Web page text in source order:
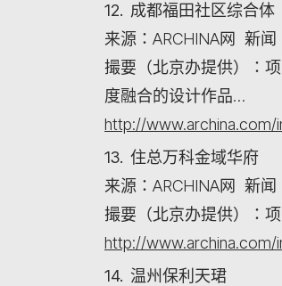
12. 成都福田社区综合体
来源：ARCHINA网 新闻
撮要（北京办提供）：
度融合的设计作品…
http://www.archina.com/
13. 住总万科金域华府
来源：ARCHINA网 新闻
撮要（北京办提供）：
http://www.archina.com/
14. 温州保利天珺